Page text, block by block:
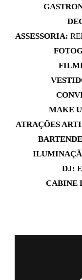
ASSESSORIA:
MAKE
ATRAÇÕES
DJ:
CABINE